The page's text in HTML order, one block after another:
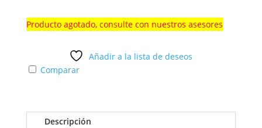
Producto agotado, consulte con nuestros asesores
Añadir a la lista de deseos
Comparar
Descripción